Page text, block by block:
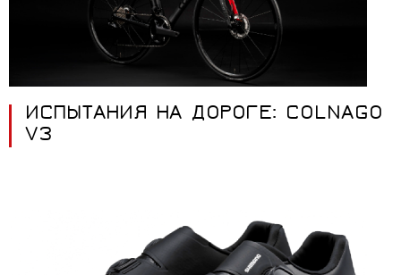
ИСПЫТАНИЯ НА ДОРОГЕ: COLNAGO
V3